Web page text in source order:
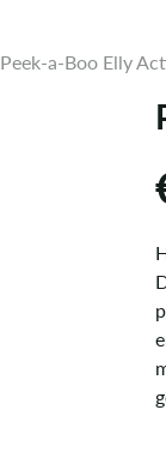
Peek-a-Boo Elly